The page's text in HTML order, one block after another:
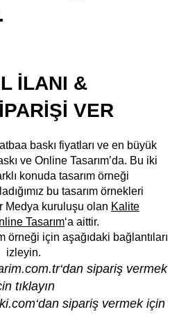
İLANI &
VER
baskı fiyatları ve en büyük
ve Online Tasarım’da. Bu iki
konuda tasarım örneği
bu tasarım örnekleri
Medya kuruluşu olan Kalite
Tasarım‘a aittir.
örneği için aşağıdaki bağlantıları
izleyin.
‘dan sipariş vermek
tıklayın
‘dan sipariş vermek için